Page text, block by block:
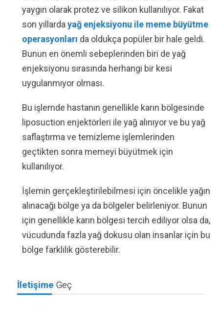
yaygın olarak protez ve silikon kullanılıyor. Fakat
son yıllarda yağ enjeksiyonu ile meme büyütme
operasyonları da oldukça popüler bir hale geldi.
Bunun en önemli sebeplerinden biri de yağ
enjeksiyonu sırasında herhangi bir kesi
uygulanmıyor olması.
Bu işlemde hastanın genellikle karın bölgesinde
liposuction enjektörleri ile yağ alınıyor ve bu yağ
saflaştırma ve temizleme işlemlerinden
geçtikten sonra memeyi büyütmek için
kullanılıyor.
İşlemin gerçekleştirilebilmesi için öncelikle yağın
alınacağı bölge ya da bölgeler belirleniyor. Bunun
için genellikle karın bölgesi tercih ediliyor olsa da,
vücudunda fazla yağ dokusu olan insanlar için bu
bölge farklılık gösterebilir.
İletişime Geç